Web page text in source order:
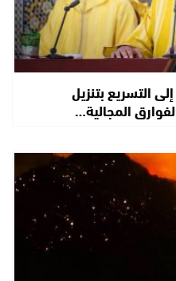
التسريع بتنزيل
المجالية…